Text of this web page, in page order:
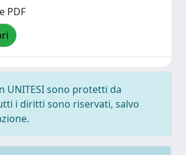
PDF
UNITESI sono protetti da
i diritti sono riservati, salvo